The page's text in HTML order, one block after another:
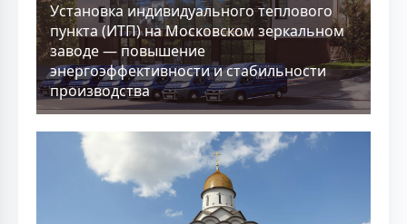
Установка индивидуального теплового
пункта (ИТП) на Московском зеркальном
заводе — повышение
энергоэффективности и стабильности
производства